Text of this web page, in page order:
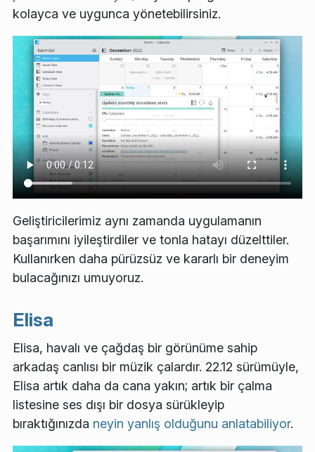
kolayca ve uygunca yönetebilirsiniz.
Geliştiricilerimiz aynı zamanda uygulamanın
başarımını iyileştirdiler ve tonla hatayı düzelttiler.
Kullanırken daha pürüzsüz ve kararlı bir deneyim
bulacağınızı umuyoruz.
Elisa
Elisa, havalı ve çağdaş bir görünüme sahip
arkadaş canlısı bir müzik çalardır. 22.12 sürümüyle,
Elisa artık daha da cana yakın; artık bir çalma
listesine ses dışı bir dosya sürükleyip
bıraktığınızda neyin yanlış olduğunu anlatabiliyor.